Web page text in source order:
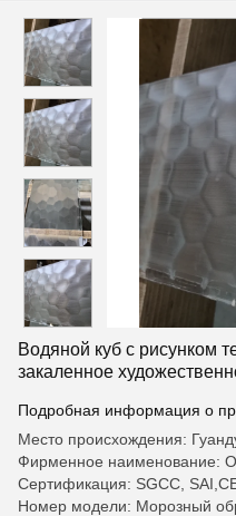
расчесываемое кислотное
Водяной куб с рисунком
закаленное
Подробная информация о
Место происхождения:
Фирменное наименование:
Сертификация: SGCC,
Номер модели: Морозный